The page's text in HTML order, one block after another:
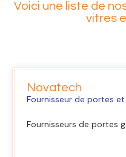
Voici une liste de
vitres
Novatech
Fournisseur de portes
Fournisseurs de portes